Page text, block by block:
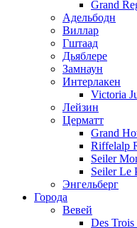
Grand
Адельбодн
Виллар
Гштаад
Дьяблере
Замнаун
Интерлакен
Victoria
Лейзин
Церматт
Grand
Riffelalp
Seiler
Seiler Le
Энгельберг
Города
Вевей
Des